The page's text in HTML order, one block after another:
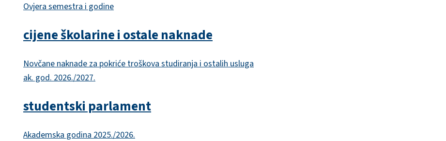
Ovjera semestra i godine
cijene školarine i ostale naknade
Novčane naknade za pokriće troškova studiranja i ostalih usluga
ak. god. 2026./2027.
studentski parlament
Akademska godina 2025./2026.